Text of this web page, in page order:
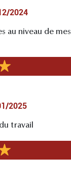
2024
au niveau de mes
2025
travail